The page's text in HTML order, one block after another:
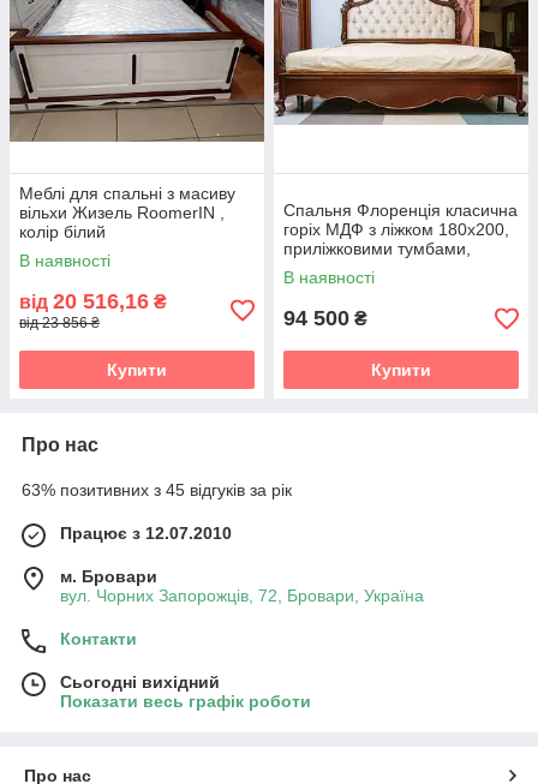
Меблі для спальні з масиву
вільхи Жизель RoomerIN ,
колір білий
В наявності
від 20 516,16 ₴
від 23 856 ₴
Купити
Спальня Флоренція класична
горіх МДФ з ліжком 180х200,
приліжковими тумбами,
туалетним столиком,
дзеркалом і пуфом
В наявності
94 500 ₴
Купити
Про нас
63% позитивних з 45 відгуків за рік
Працює з 12.07.2010
м. Бровари
вул. Чорних Запорожців, 72, Бровари, Україна
Контакти
Сьогодні вихідний
Показати весь графік роботи
Про нас